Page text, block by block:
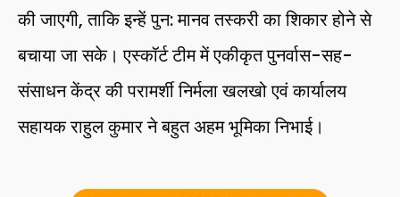
की जाएगी, ताकि इन्हें पुन: मानव तस्करी का शिकार होने से
बचाया जा सके। एस्कॉर्ट टीम में एकीकृत पुनर्वास-सह-
संसाधन केंद्र की परामर्शी निर्मला खलखो एवं कार्यालय
सहायक राहुल कुमार ने बहुत अहम भूमिका निभाई।